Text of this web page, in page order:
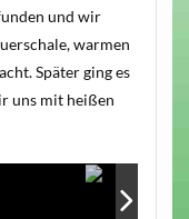
und wir
warmen
Später ging es
uns mit heißen